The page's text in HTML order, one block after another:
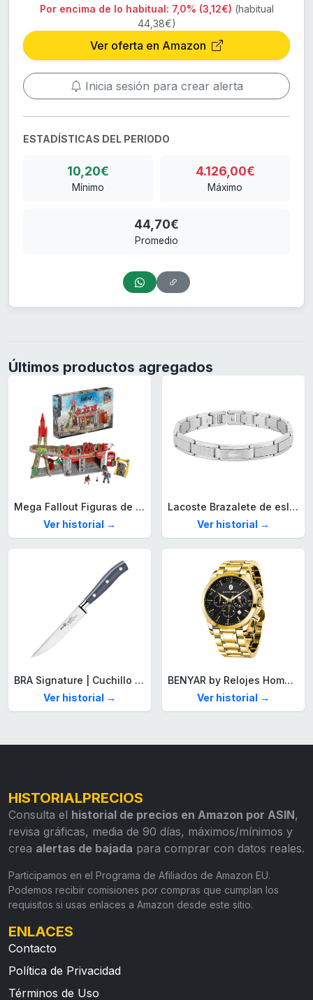
Por encima de lo habitual: 7,0% (3,12€) (habitual
44,38€)
Ver oferta en Amazon
Inicia sesión para crear alerta
ESTADÍSTICAS DEL PERIODO
10,20€
Mínimo
4.126,00€
Máximo
44,70€
Promedio
Últimos productos agregados
Mega Fallout Figuras de acción y Juguetes de construcción, Parada de Camiones Red Rocket con 824 Piezas, 2 Personajes articulados y Accesorios, para coleccionistas, HXT00
Ver historial →
Lacoste Brazalete de eslabón para Hombre Colección STENCIL de Acero inoxidable
Ver historial →
BRA Signature | Cuchillo tomatero 120 mm, Acero Inoxidable alemán forjado con Molibdeno Vanadio, Mango Remachado ABS, Diseño Ergonómico, Hoja 1,6 mm espesor
Ver historial →
BENYAR by Relojes Hombre Analógico Cuarzo Cronografo Impermeable Luminoso Fecha Moda Casual Reloj de Pulsera Elegante Regalo para Hombre
Ver historial →
HISTORIALPRECIOS
Consulta el historial de precios en Amazon por ASIN,
revisa gráficas, media de 90 días, máximos/mínimos y
crea alertas de bajada para comprar con datos reales.
Participamos en el Programa de Afiliados de Amazon EU.
Podemos recibir comisiones por compras que cumplan los
requisitos si usas enlaces a Amazon desde este sitio.
ENLACES
Contacto
Política de Privacidad
Términos de Uso